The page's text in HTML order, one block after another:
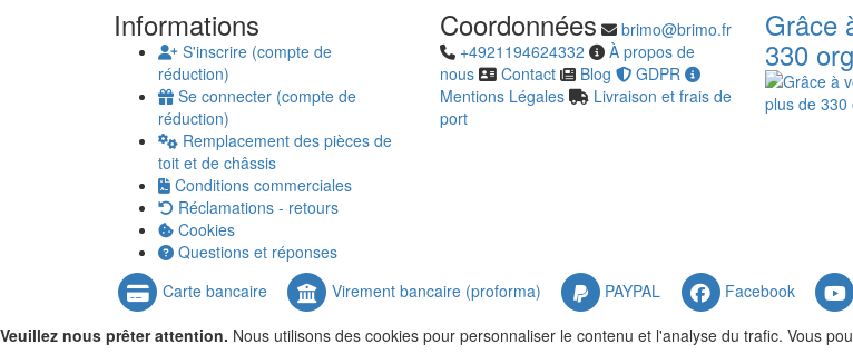
Informations
S'inscrire (compte de
réduction)
Se connecter (compte de
réduction)
Remplacement des pièces de
toit et de châssis
Conditions commerciales
Réclamations - retours
Cookies
Questions et réponses
Coordonnées
brimo@brimo.fr
+4921194624332
À propos de
nous
Contact Blog
GDPR
Mentions Légales
Livraison et frais de
port
Grâce
330
Carte bancaire Virement bancaire (proforma) PAYPAL Facebook
Veuillez nous prêter attention. Nous utilisons des cookies pour personnaliser le contenu et l'analyse du trafic. Vous